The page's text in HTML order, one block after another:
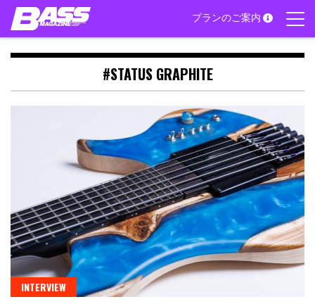
Skip
content
プランのご案内
#STATUS GRAPHITE
INTERVIEW